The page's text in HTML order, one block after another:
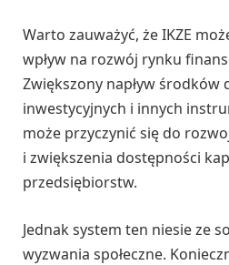
Warto zauważyć, że IKZE
wpływ na rozwój rynku
Zwiększony napływ środków
inwestycyjnych i innych
może przyczynić się do
i zwiększenia dostępności
przedsiębiorstw.
Jednak system ten niesie ze
wyzwania społeczne.